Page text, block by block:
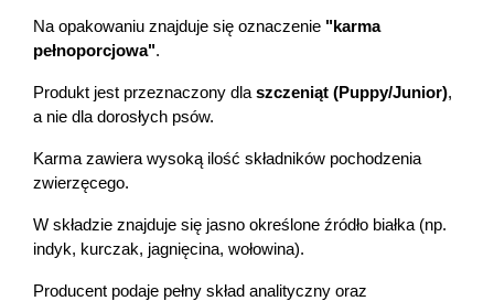
Na opakowaniu znajduje się oznaczenie "karma
pełnoporcjowa".
Produkt jest przeznaczony dla szczeniąt (Puppy/Junior),
a nie dla dorosłych psów.
Karma zawiera wysoką ilość składników pochodzenia
zwierzęcego.
W składzie znajduje się jasno określone źródło białka (np.
indyk, kurczak, jagnięcina, wołowina).
Producent podaje pełny skład analityczny oraz